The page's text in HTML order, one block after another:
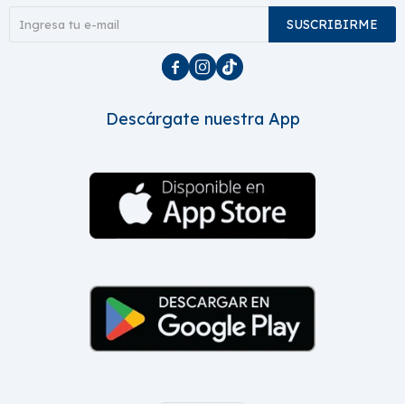
SUSCRIBIRME
  
Descárgate nuestra App